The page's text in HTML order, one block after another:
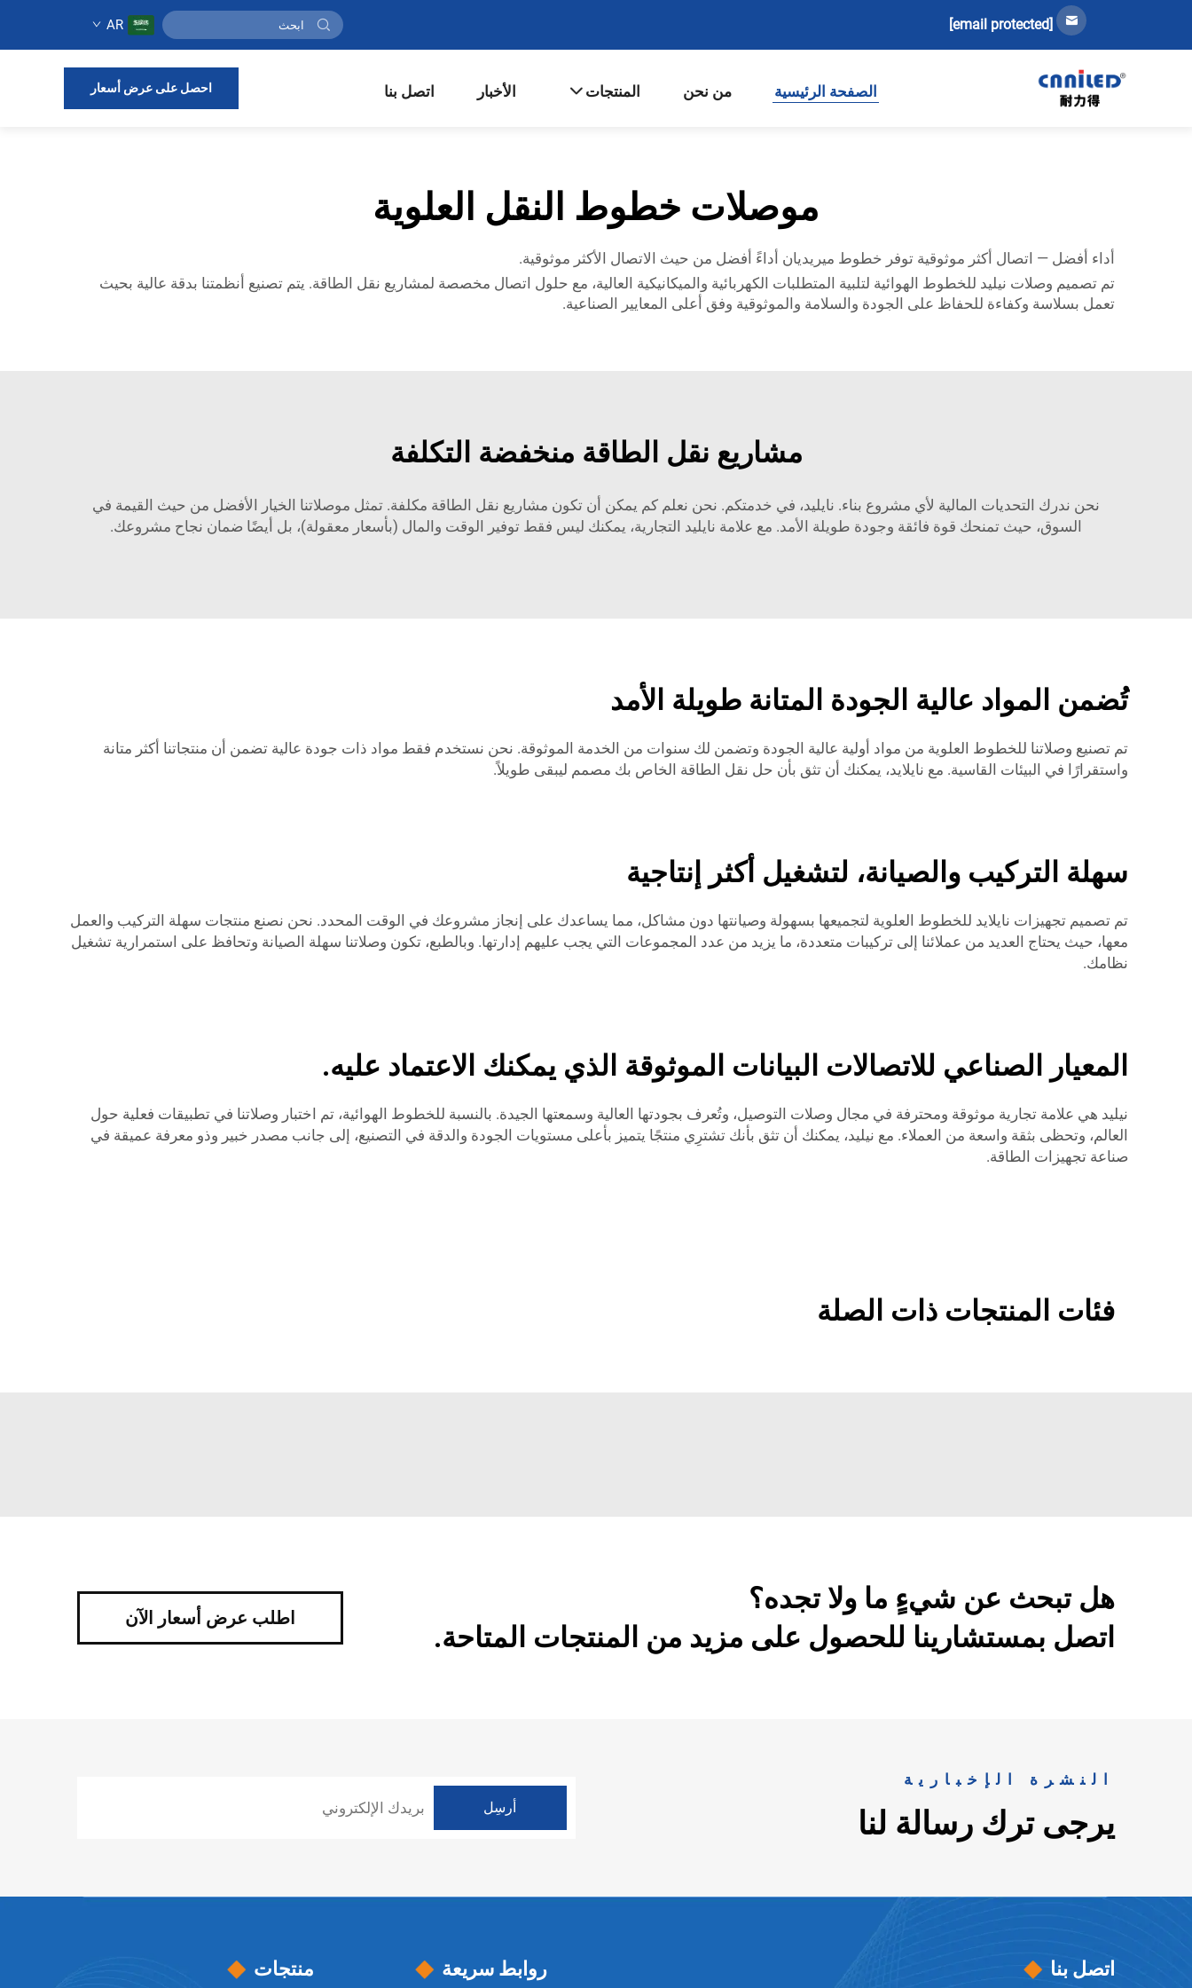
[email protected]
AR
الصفحة الرئيسية من نحن المنتجات الأخبار اتصل بنا احصل على عرض أسعار
موصلات خطوط النقل العلوية
أداء أفضل — اتصال أكثر موثوقية توفر خطوط ميريديان أداءً أفضل من حيث الاتصال الأكثر موثوقية.
تم تصميم وصلات نيليد للخطوط الهوائية لتلبية المتطلبات الكهربائية والميكانيكية العالية، مع حلول اتصال مخصصة لمشاريع نقل الطاقة. يتم تصنيع أنظمتنا بدقة عالية بحيث
تعمل بسلاسة وكفاءة للحفاظ على الجودة والسلامة والموثوقية وفق أعلى المعايير الصناعية.
مشاريع نقل الطاقة منخفضة التكلفة
نحن ندرك التحديات المالية لأي مشروع بناء. نايليد، في خدمتكم. نحن نعلم كم يمكن أن تكون مشاريع نقل الطاقة مكلفة. تمثل موصلاتنا الخيار الأفضل من حيث القيمة في
السوق، حيث تمنحك قوة فائقة وجودة طويلة الأمد. مع علامة نايليد التجارية، يمكنك ليس فقط توفير الوقت والمال (بأسعار معقولة)، بل أيضًا ضمان نجاح مشروعك.
تُضمن المواد عالية الجودة المتانة طويلة الأمد
تم تصنيع وصلاتنا للخطوط العلوية من مواد أولية عالية الجودة وتضمن لك سنوات من الخدمة الموثوقة. نحن نستخدم فقط مواد ذات جودة عالية تضمن أن منتجاتنا أكثر متانة
واستقرارًا في البيئات القاسية. مع نايلايد، يمكنك أن تثق بأن حل نقل الطاقة الخاص بك مصمم ليبقى طويلاً.
سهلة التركيب والصيانة، لتشغيل أكثر إنتاجية
تم تصميم تجهيزات نايلايد للخطوط العلوية لتجميعها بسهولة وصيانتها دون مشاكل، مما يساعدك على إنجاز مشروعك في الوقت المحدد. نحن نصنع منتجات سهلة التركيب والعمل
معها، حيث يحتاج العديد من عملائنا إلى تركيبات متعددة، ما يزيد من عدد المجموعات التي يجب عليهم إدارتها. وبالطبع، تكون وصلاتنا سهلة الصيانة وتحافظ على استمرارية تشغيل
نظامك.
المعيار الصناعي للاتصالات البيانات الموثوقة الذي يمكنك الاعتماد عليه.
نيليد هي علامة تجارية موثوقة ومحترفة في مجال وصلات التوصيل، وتُعرف بجودتها العالية وسمعتها الجيدة. بالنسبة للخطوط الهوائية، تم اختبار وصلاتنا في تطبيقات فعلية حول
العالم، وتحظى بثقة واسعة من العملاء. مع نيليد، يمكنك أن تثق بأنك تشترِي منتجًا يتميز بأعلى مستويات الجودة والدقة في التصنيع، إلى جانب مصدر خبير وذو معرفة عميقة في
صناعة تجهيزات الطاقة.
فئات المنتجات ذات الصلة
هل تبحث عن شيءٍ ما ولا تجده؟
اتصل بمستشارينا للحصول على مزيد من المنتجات المتاحة.
اطلب عرض أسعار الآن
النشرة الإخبارية
يرجى ترك رسالة لنا
اتصل بنا روابط سريعة منتجات